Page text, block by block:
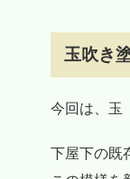
玉吹き
今回は、玉
下屋下の既